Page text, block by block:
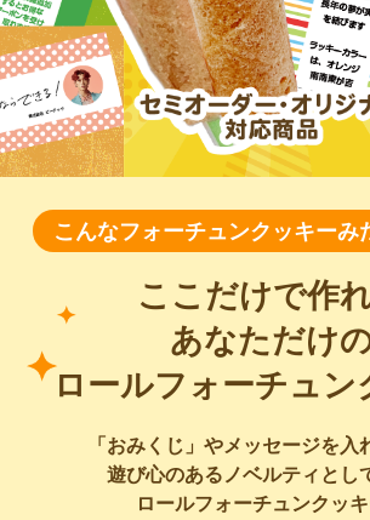
こんなフォーチュンクッキーみ
ここだけで作
あなただけ
ロールフォーチュン
「おみくじ」やメッセージを入
遊び心のあるノベルティとし
ロールフォーチュンクッキ